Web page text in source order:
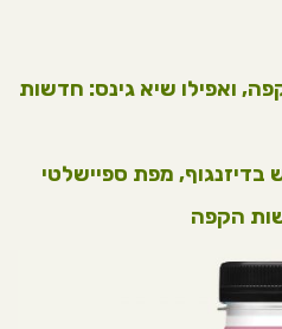
ואפילו שיא גינס: חדשות
מפת ספיישלטי
הקפה